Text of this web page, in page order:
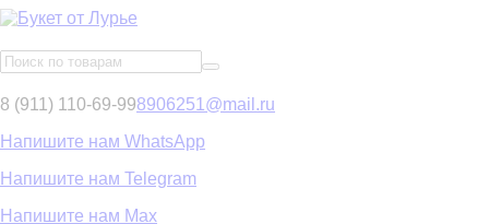
8 (911) 110-69-998906251@mail.ru
Напишите нам WhatsApp
Напишите нам Telegram
Напишите нам Max